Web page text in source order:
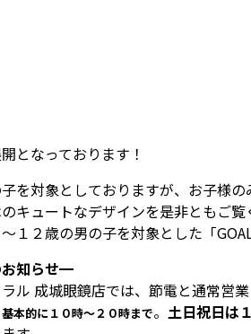
となっております！
を対象としておりますが、お子様
キュートなデザインを是非ともご覧
１２歳の男の子を対象とした「
知らせ━
ル 成城眼鏡店では、節電と通常営業
基本的に１０時～２０時まで。 土日祝日は